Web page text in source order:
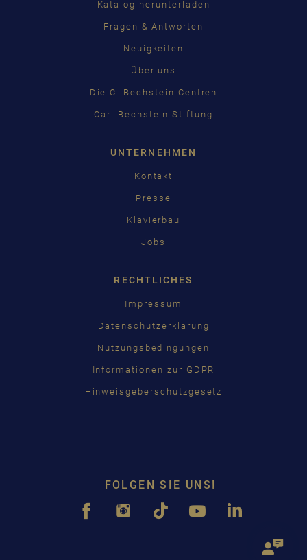
Katalog herunterladen
Fragen & Antworten
Neuigkeiten
Über uns
Die C. Bechstein Centren
Carl Bechstein Stiftung
UNTERNEHMEN
Kontakt
Presse
Klavierbau
Jobs
RECHTLICHES
Impressum
Datenschutzerklärung
Nutzungsbedingungen
Informationen zur GDPR
Hinweisgeberschutzgesetz
FOLGEN SIE UNS!